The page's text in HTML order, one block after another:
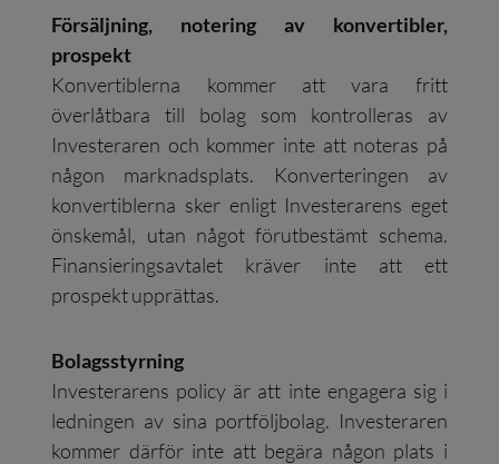
Försäljning, notering av konvertibler,
prospekt
Konvertiblerna kommer att vara fritt
överlåtbara till bolag som kontrolleras av
Investeraren och kommer inte att noteras på
någon marknadsplats. Konverteringen av
konvertiblerna sker enligt Investerarens eget
önskemål, utan något förutbestämt schema.
Finansieringsavtalet kräver inte att ett
prospekt upprättas.
Bolagsstyrning
Investerarens policy är att inte engagera sig i
ledningen av sina portföljbolag. Investeraren
kommer därför inte att begära någon plats i